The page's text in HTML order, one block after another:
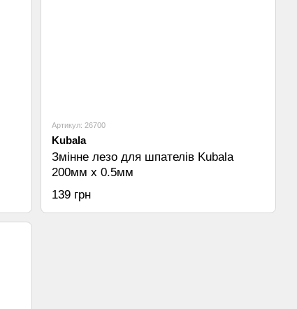
Артикул: 26700
Kubala
Змінне лезо для шпателів Kubala
200мм x 0.5мм
139 грн